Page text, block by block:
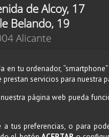
de Alcoy, 17
Belando, 19
Alicante
619 46 76 52
609 87 80 89
tu ordenador,
servicios para nuestra
página web pueda
tus preferencias, o para